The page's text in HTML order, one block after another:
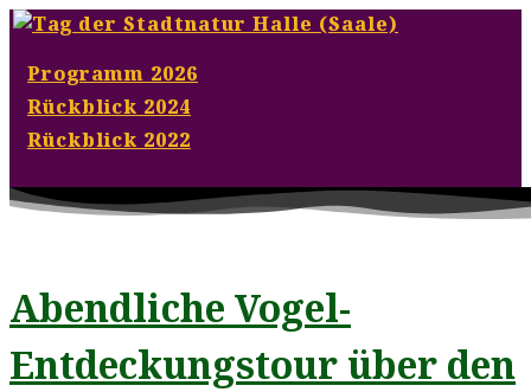
Programm 2026
Rückblick 2024
Rückblick 2022
Abendliche Vogel-
Entdeckungstour über den